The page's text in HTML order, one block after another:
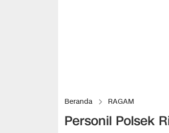
Beranda RAGAM
Personil Polsek